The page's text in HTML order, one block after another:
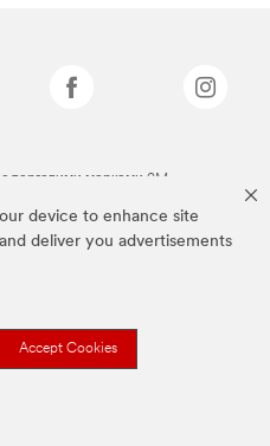
device to enhance site
deliver you advertisements
Accept Cookies
торговими марками 3M.